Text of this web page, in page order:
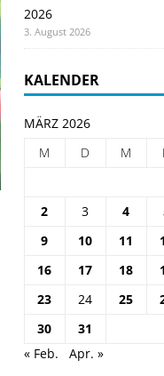
2026
3. August 2026
KALENDER
MÄRZ 2026
M
D M
2
3 4
9
10 11
16
17 18
23
24 25
30
31
« Feb.
Apr. »